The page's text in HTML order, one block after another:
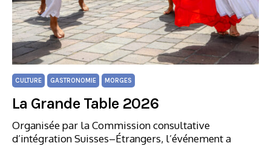
CULTURE GASTRONOMIE MORGES
La Grande Table 2026
Organisée par la Commission consultative
d’intégration Suisses–Étrangers, l’événement a